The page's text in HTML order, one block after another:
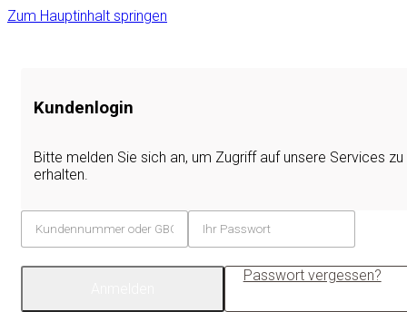
Zum Hauptinhalt springen
Kundenlogin
Bitte melden Sie sich an, um Zugriff auf unsere Services zu
erhalten.
Passwort vergessen?